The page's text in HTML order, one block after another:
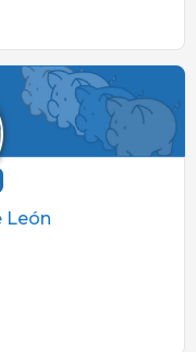
León